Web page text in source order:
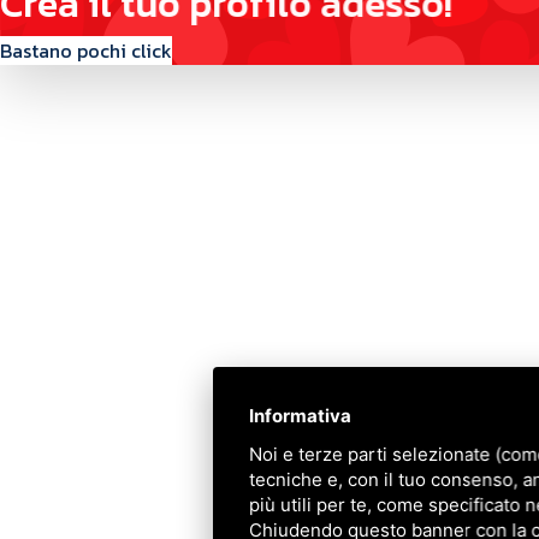
Informativa
Noi e terze parti selezionate
tecniche e, con il tuo consenso,
più utili per te, come specificato
Chiudendo questo banner con la
Bastano pochi click